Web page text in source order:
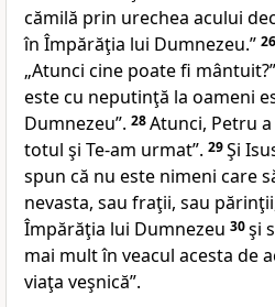
cămilă prin urechea acului
în Împărăţia lui Dumnezeu.” 26
„Atunci cine poate fi mântuit?”
este cu neputinţă la oameni
Dumnezeu”. 28Atunci, Petru
totul şi Te-am urmat”. 29Şi
spun că nu este nimeni care
nevasta, sau fraţii, sau
Împărăţia lui Dumnezeu 30şi
mai mult în veacul acesta de
viaţa veşnică”.